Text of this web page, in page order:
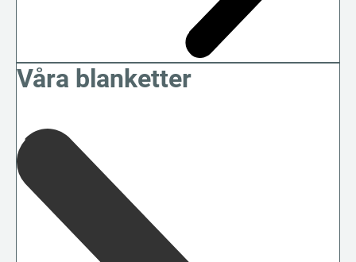
Våra blanketter